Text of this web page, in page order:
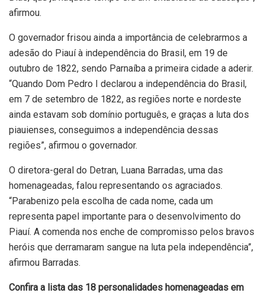
afirmou.
O governador frisou ainda a importância de celebrarmos a
adesão do Piauí à independência do Brasil, em 19 de
outubro de 1822, sendo Parnaíba a primeira cidade a aderir.
“Quando Dom Pedro I declarou a independência do Brasil,
em 7 de setembro de 1822, as regiões norte e nordeste
ainda estavam sob domínio português, e graças a luta dos
piauienses, conseguimos a independência dessas
regiões”, afirmou o governador.
O diretora-geral do Detran, Luana Barradas, uma das
homenageadas, falou representando os agraciados.
“Parabenizo pela escolha de cada nome, cada um
representa papel importante para o desenvolvimento do
Piauí. A comenda nos enche de compromisso pelos bravos
heróis que derramaram sangue na luta pela independência”,
afirmou Barradas.
Confira a lista das 18 personalidades homenageadas em